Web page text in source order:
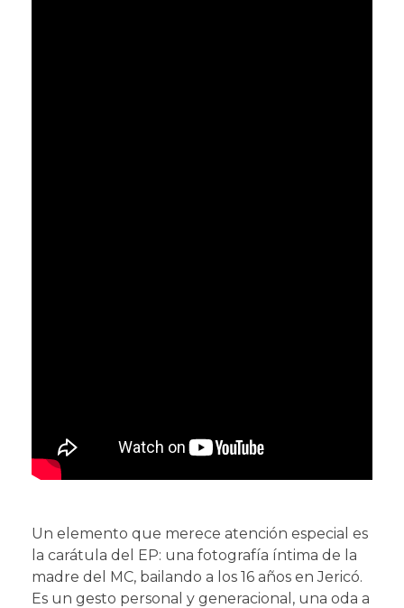
Un elemento que merece atención especial es
la carátula del EP: una fotografía íntima de la
madre del MC, bailando a los 16 años en Jericó.
Es un gesto personal y generacional, una oda a